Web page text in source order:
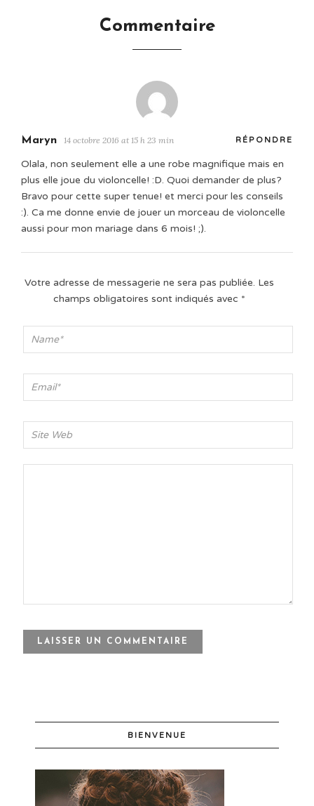
Commentaire
Maryn 14 octobre 2016 at 15 h 23 min RÉPONDRE
Olala, non seulement elle a une robe magnifique mais en
plus elle joue du violoncelle! :D. Quoi demander de plus?
Bravo pour cette super tenue! et merci pour les conseils
:). Ca me donne envie de jouer un morceau de violoncelle
aussi pour mon mariage dans 6 mois! ;).
Votre adresse de messagerie ne sera pas publiée. Les
champs obligatoires sont indiqués avec *
BIENVENUE